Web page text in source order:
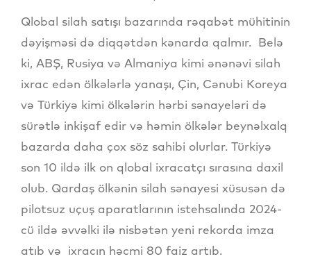
Qlobal silah satışı bazarında rəqabət mühitinin
dəyişməsi də diqqətdən kənarda qalmır. Belə
ki, ABŞ, Rusiya və Almaniya kimi ənənəvi silah
ixrac edən ölkələrlə yanaşı, Çin, Cənubi Koreya
və Türkiyə kimi ölkələrin hərbi sənayeləri də
sürətlə inkişaf edir və həmin ölkələr beynəlxalq
bazarda daha çox söz sahibi olurlar. Türkiyə
son 10 ildə ilk on qlobal ixracatçı sırasına daxil
olub. Qardaş ölkənin silah sənayesi xüsusən də
pilotsuz uçuş aparatlarının istehsalında 2024-
cü ildə əvvəlki ilə nisbətən yeni rekorda imza
atıb və ixracın həcmi 80 faiz artıb.